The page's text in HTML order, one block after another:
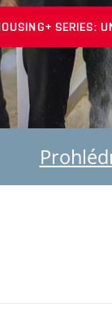
SERIES: